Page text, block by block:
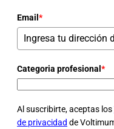
Email *
Categoria profesional *
Al suscribirte, aceptas los
de privacidad de